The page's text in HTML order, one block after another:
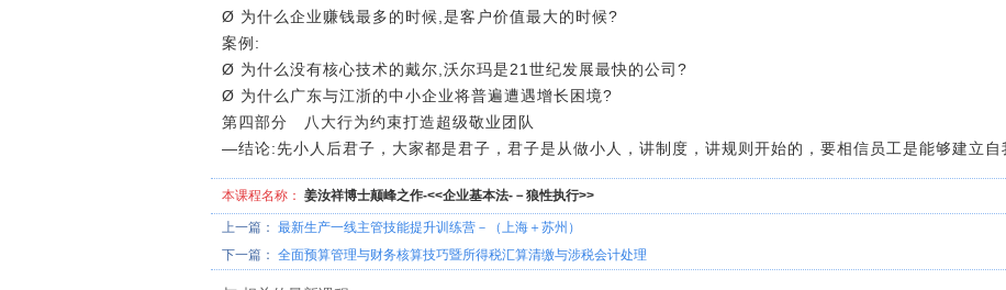
Ø 为什么企业赚钱最多的时候,是客户价值最大的时候?
案例:
Ø 为什么没有核心技术的戴尔,沃尔玛是21世纪发展最快的公司?
Ø 为什么广东与江浙的中小企业将普遍遭遇增长困境?
第四部分 八大行为约束打造超级敬业团队
―结论:先小人后君子，大家都是君子，君子是从做小人，讲制度，讲规则开始的，要相信员工是能够建立自
本课程名称： 姜汝祥博士颠峰之作-<<企业基本法-－狼性执行>>
上一篇： 最新生产一线主管技能提升训练营－（上海＋苏州）
下一篇： 全面预算管理与财务核算技巧暨所得税汇算清缴与涉税会计处理